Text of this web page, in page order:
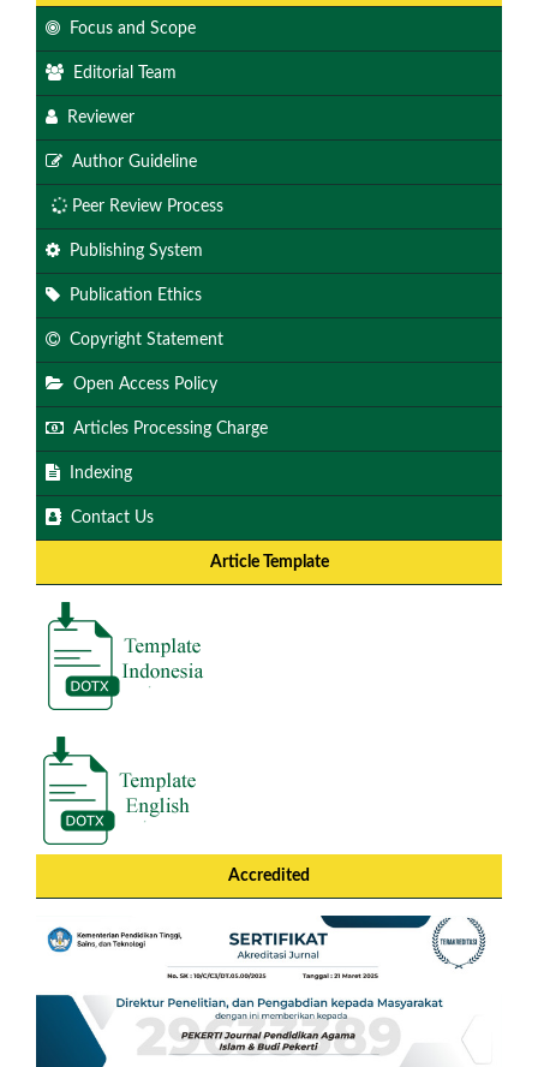
Focus and Scope
Editorial Team
Reviewer
Author Guideline
Peer Review Process
Publishing System
Publication Ethics
Copyright Statement
Open Access Policy
Articles Processing Charge
Indexing
Contact Us
Article Template
Accredited